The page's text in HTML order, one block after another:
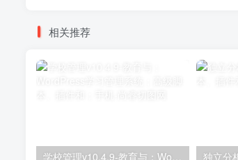
相关推荐
学校管理v10.4.9-教育与；WordPress学习管理系统；高级脚本、插件和；手机